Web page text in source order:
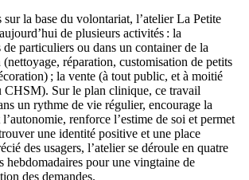
sur la base du volontariat, l’atelier La Petite
de plusieurs activités : la
particuliers ou dans un container de la
réparation, customisation de petits
; la vente (à tout public, et à moitié
CHSM). Sur le plan clinique, ce travail
un rythme de vie régulier, encourage la
renforce l’estime de soi et permet
une identité positive et une place
des usagers, l’atelier se déroule en quatre
hebdomadaires pour une vingtaine de
des demandes.